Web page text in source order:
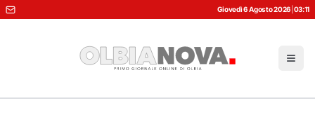
Giovedì 6 Agosto 2026 03:11